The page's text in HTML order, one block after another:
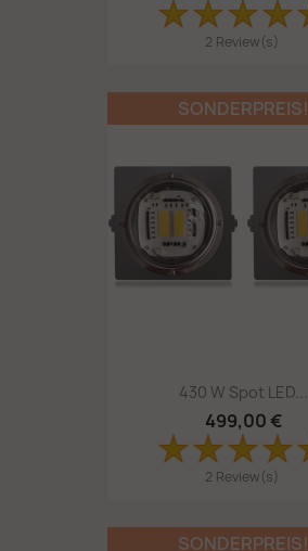
2 Review(s)
430 W Spot LED...
499,00 €
2 Review(s)
SONDERPREIS!
SONDERPREIS!